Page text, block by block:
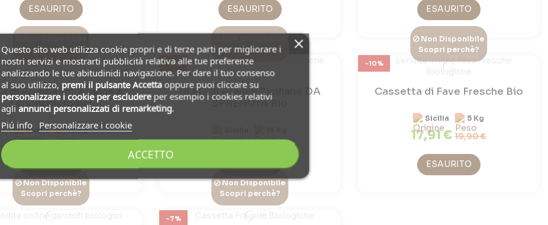
ESAURITO
ESAURITO
ESAURITO
Scopri perchè?
di Pompelmi, Arance e
Limoni biologici
Sicilia 18 Kg
-5%
Scopri perchè?
18 KG di Arance Siciliane DA
SPREMUTA Bio
-10%
Non Disponibile
Scopri perchè?
Cassetta di Fave Fresche Bio
Sicilia 5 Kg
17,91 € 19,90 €
ESAURITO
Non Disponibile
Scopri perchè?
-7%
Non Disponibile
Scopri perchè?
Questo sito web utilizza cookie propri e di terze parti per migliorare i
nostri servizi e mostrarti pubblicità relativa alle tue preferenze
analizzando le tue abitudinidi navigazione. Per dare il tuo consenso
al suo utilizzo, premi il pulsante Accettaoppure puoi cliccare su
personalizzare i cookie per escludereper esempio i cookies relativi
agli annunci personalizzati di remarketing.
Piú info
Personalizzare i cookie
ACCETTO